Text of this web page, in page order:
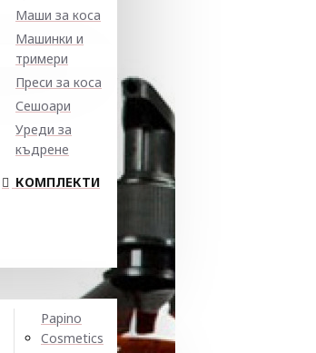
Маши за коса
Машинки и
тримери
Преси за коса
Сешоари
Уреди за
къдрене
КОМПЛЕКТИ
Papino
Cosmetics